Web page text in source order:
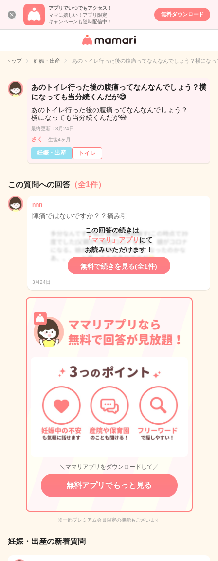
アプリでいつでもアクセス！
ママに嬉しい！アプリ限定
キャンペーンも随時配信中！
無料ダウンロード
女性専用匿名QA
イト
トップ 妊娠・出産 あのトイレ行った後の腹痛ってなんなんでしょう？横にな
あのトイレ行った後の腹痛ってなんなんでしょう？横
になっても当分続くんだが😅
あのトイレ行った後の腹痛ってなんなんでしょう？
横になっても当分続くんだが😅
最終更新：3月24日
さく 生後4ヶ月
妊娠・出産 トイレ
この質問への回答 （全1件）
nnn
陣痛ではないですか？？痛み引…
この回答の続きは
「ママリ」アプリ にて
お読みいただけます！
無料で続きを見る(全1件)
3月24日
＼ママリアプリをダウンロードして／
無料アプリでもっと見る
※一部プレミアム会員限定の機能もございます
妊娠・出産の新着質問